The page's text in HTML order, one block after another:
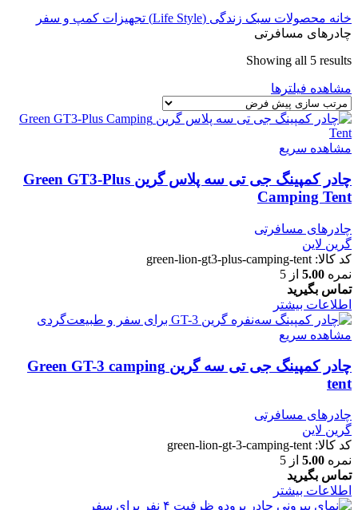
خانه محصولات سبک زندگی (Life Style)
تجهیزات کمپ و سفر
چادرهای مسافرتی
Showing all 5 results
مشاهده فیلترها
مشاهده سریع
چادر کمپینگ جی تی سه پلاس گرین Green GT3-Plus
Camping Tent
چادرهای مسافرتی
گرین لاین
کد کالا: green-lion-gt3-plus-camping-tent
نمره 5.00 از 5
تماس بگیرید
اطلاعات بیشتر
مشاهده سریع
چادر کمپینگ جی تی سه گرین Green GT-3 camping
tent
چادرهای مسافرتی
گرین لاین
کد کالا: green-lion-gt-3-camping-tent
نمره 5.00 از 5
تماس بگیرید
اطلاعات بیشتر